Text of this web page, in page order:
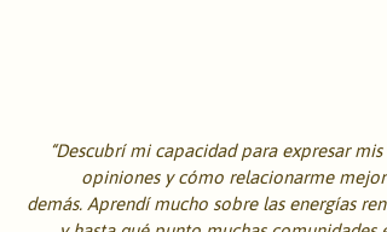
“Descubrí mi capacidad para expresar mis
opiniones y cómo relacionarme mejor
demás. Aprendí mucho sobre las energías